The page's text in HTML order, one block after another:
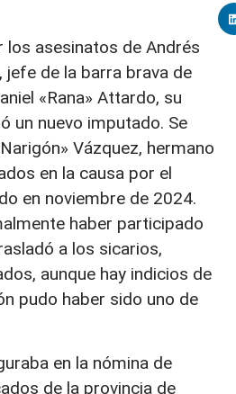
los asesinatos de Andrés
jefe de la barra brava de
«Rana» Attardo, su
un nuevo imputado. Se
Vázquez, hermano
en la causa por el
en noviembre de 2024.
haber participado
a los sicarios,
aunque hay indicios de
pudo haber sido uno de
en la nómina de
de la provincia de